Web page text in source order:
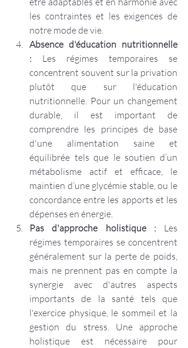
les contraintes et les exigences de
notre mode de vie.
Absence d'éducation nutritionnelle
: Les régimes temporaires se
concentrent souvent sur la privation
plutôt que sur l'éducation
nutritionnelle. Pour un changement
durable, il est important de
comprendre les principes de base
d'une alimentation saine et
équilibrée tels que le soutien d’un
métabolisme actif et efficace, le
maintien d’une glycémie stable, ou le
concordance entre les apports et les
dépenses en énergie.
Pas d'approche holistique : Les
régimes temporaires se concentrent
généralement sur la perte de poids,
mais ne prennent pas en compte la
synergie avec d'autres aspects
importants de la santé tels que
l'exercice physique, le sommeil et la
gestion du stress. Une approche
holistique est nécessaire pour